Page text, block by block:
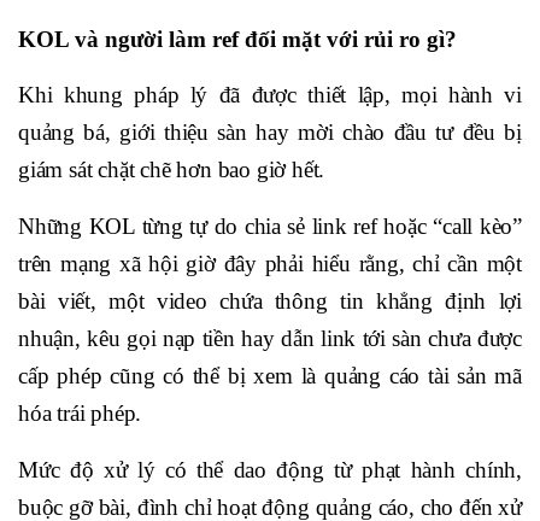
KOL và người làm ref đối mặt với rủi ro gì?
Khi khung pháp lý đã được thiết lập, mọi hành vi
quảng bá, giới thiệu sàn hay mời chào đầu tư đều bị
giám sát chặt chẽ hơn bao giờ hết.
Những KOL từng tự do chia sẻ link ref hoặc “call kèo”
trên mạng xã hội giờ đây phải hiểu rằng, chỉ cần một
bài viết, một video chứa thông tin khẳng định lợi
nhuận, kêu gọi nạp tiền hay dẫn link tới sàn chưa được
cấp phép cũng có thể bị xem là quảng cáo tài sản mã
hóa trái phép.
Mức độ xử lý có thể dao động từ phạt hành chính,
buộc gỡ bài, đình chỉ hoạt động quảng cáo, cho đến xử